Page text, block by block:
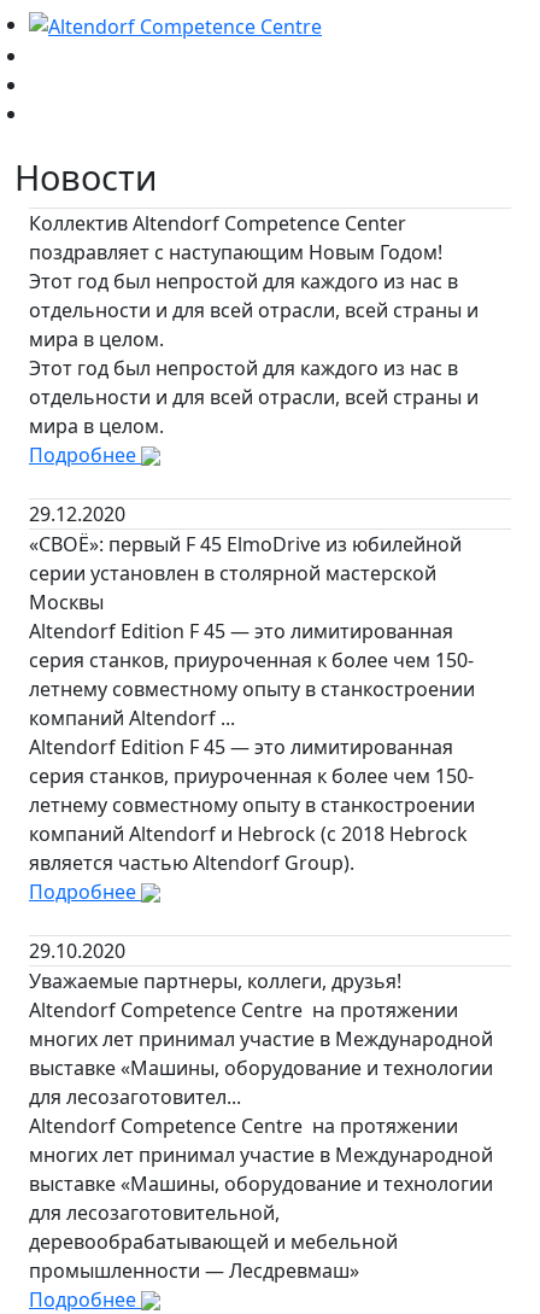
Новости
Коллектив Altendorf Competence Center
поздравляет с наступающим Новым Годом!
Этот год был непростой для каждого из нас в
отдельности и для всей отрасли, всей страны и
мира в целом.
Этот год был непростой для каждого из нас в
отдельности и для всей отрасли, всей страны и
мира в целом.
Подробнее
29.12.2020
«СВОЁ»: первый F 45 ElmoDrive из юбилейной
серии установлен в столярной мастерской
Москвы
Altendorf Edition F 45 — это лимитированная
серия станков, приуроченная к более чем 150-
летнему совместному опыту в станкостроении
компаний Altendorf ...
Altendorf Edition F 45 — это лимитированная
серия станков, приуроченная к более чем 150-
летнему совместному опыту в станкостроении
компаний Altendorf и Hebrock (с 2018 Hebrock
является частью Altendorf Group).
Подробнее
29.10.2020
Уважаемые партнеры, коллеги, друзья!
Altendorf Competence Centre на протяжении
многих лет принимал участие в Международной
выставке «Машины, оборудование и технологии
для лесозаготовител...
Altendorf Competence Centre на протяжении
многих лет принимал участие в Международной
выставке «Машины, оборудование и технологии
для лесозаготовительной,
деревообрабатывающей и мебельной
промышленности — Лесдревмаш»
Подробнее